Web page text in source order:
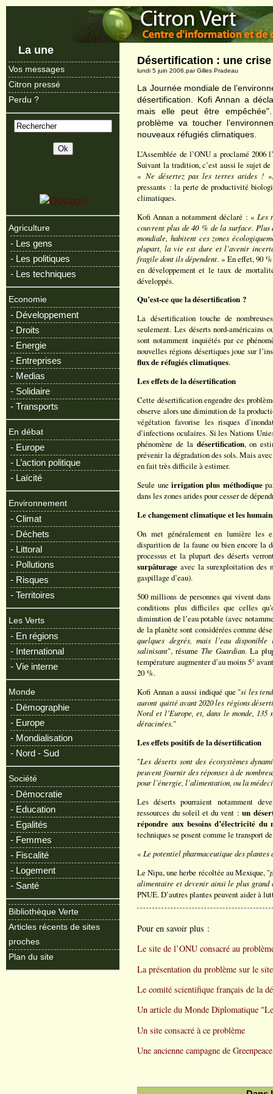
La une
Vos messages
Citron pressé
Perdu ?
Agriculture
- Les gens
- Les politiques
- Les techniques
Economie
- Développement
- Droits
- Energie
- Entreprises
- Medias
- Solidaire
- Transports
En débat
- Europe
- L’action politique
- Laïcité
Environnement
- Climat
- Déchets
- Littoral
- Pollutions
- Risques
- Territoires
Les Verts
- En régions
- International
- Vie interne
Monde
- Démographie
- Europe
- Mondialisation
- Nord - Sud
Société
- Démocratie
- Education
- Egalités
- Femmes
- Fiscalité
- Logement
- Santé
Bibliothèque Verte
Articles récents de sites
proches
Plan du site
Désertification : une
lundi 5 juin 2006.par Gilles Pradeau
La Journée mondiale de
désertification. Kofi Annan a
mais elle peut être
problème va toucher
nouveaux réfugiés climatiques.
L’Assemblée de l’ONU a proclamé
Suivant la tradition, c’est aussi le sujet
« Ne désertez pas les terres arides !
pressants : la perte de productivité
climatiques.
Kofi Annan a notamment déclaré : « Les
couvrent plus de 40 % de la surface.
mondiale, habitent ces zones
plupart, la vie est dure et l’avenir
fragile dont ils dépendent. » En effet, 90
en développement et le taux de
développés.
Qu’est-ce que la désertification ?
La désertification touche de
seulement. Les déserts nord-américains
sont notamment inquiétés par ce
nouvelles régions désertiques joue sur
flux de réfugiés climatiques.
Les effets de la désertification
Cette désertification engendre des
observe alors une diminution de la
végétation favorise les risques
d’infections oculaires. Si les Nations
phénomène de la désertification, on
prévenir la dégradation des sols. Mais
en fait très difficile à estimer.
Seule uneirrigation plus méthodique
dans les zones arides pour cesser de
Le changement climatique et les
On met généralement en lumière les
disparition de la faune ou bien encore la
processus et la plupart des déserts
surpâturage avec la surexploitation des
gaspillage d’eau).
500 millions de personnes qui vivent
conditions plus difficiles que celles
diminution de l’eau potable (avec
de la planète sont considérées comme
quelques degrés, mais l’eau
salinisant", résumeThe Guardian. La
température augmenter d’au moins 5°
20 %.
Kofi Annan a aussi indiqué que "si les
auront quitté avant 2020 les régions
Nord et l’Europe, et, dans le monde,
déracinées."
Les effets positifs de la désertification
"Les déserts sont des écosystèmes
peuvent fournir des réponses à de
pour l’énergie, l’alimentation, ou la
Les déserts pourraient notamment
ressources du soleil et du vent :un
répondre aux besoins d’électricité du
techniques se posent comme le transport
«Le potentiel pharmaceutique des
Le Nipa, une herbe récoltée au Mexique, "
alimentaire et devenir ainsi le plus grand
PNUE. D’autres plantes peuvent aider à
Pour en savoir plus :
Le site de l’ONU consacré au
La présentation du problème sur le
Le comité scientifique français de la
Un article du Monde Diplomatique
Un site consacré à ce problème
Une ancienne campagne de Greenpeace